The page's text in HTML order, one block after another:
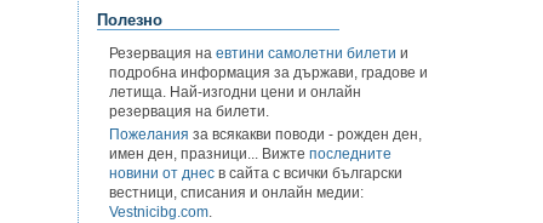
Полезно
Резервация на евтини самолетни билети и
подробна информация за държави, градове и
летища. Най-изгодни цени и онлайн
резервация на билети.
Пожелания за всякакви поводи - рожден ден,
имен ден, празници... Вижте последните
новини от днес в сайта с всички български
вестници, списания и онлайн медии:
Vestnicibg.com.